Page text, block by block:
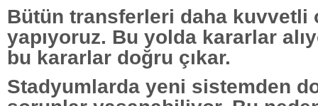
Bütün transferleri daha kuvvetli
yapıyoruz. Bu yolda kararlar
bu kararlar doğru çıkar.
Stadyumlarda yeni sistemden